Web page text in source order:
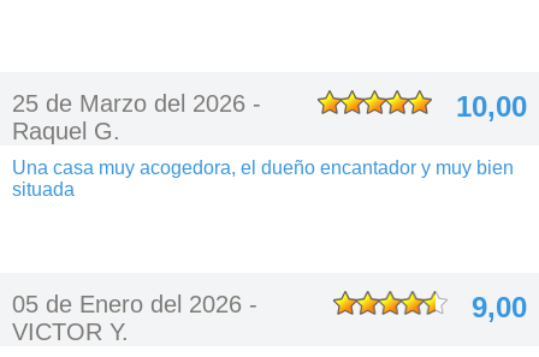
25 de Marzo del 2026 -
Raquel G.
10,00
Una casa muy acogedora, el dueño encantador y muy bien
situada
05 de Enero del 2026 -
VICTOR Y.
9,00